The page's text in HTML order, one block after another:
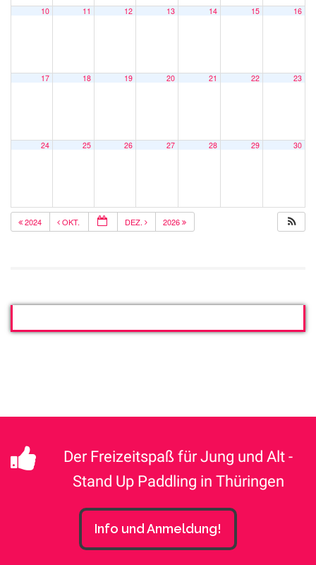
10 11 12 13 14 15 16
17 18 19 20 21 22 23
24 25 26 27 28 29 30
2024 OKT. DEZ. 2026
Der Freizeitspaß für Jung und Alt -
Stand Up Paddling in Thüringen
Info und Anmeldung!